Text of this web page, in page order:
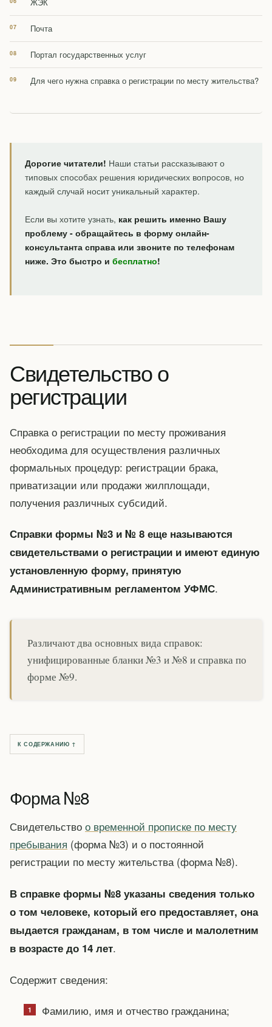
Почта
Портал государственных услуг
Для чего нужна справка о регистрации по месту жительства?
Дорогие читатели! Наши статьи рассказывают о
типовых способах решения юридических вопросов, но
каждый случай носит уникальный характер.
Если вы хотите узнать, как решить именно Вашу
проблему - обращайтесь в форму онлайн-
консультанта справа или звоните по телефонам
ниже. Это быстро и бесплатно!
Свидетельство о
регистрации
Справка о регистрации по месту проживания
необходима для осуществления различных
формальных процедур: регистрации брака,
приватизации или продажи жилплощади,
получения различных субсидий.
Справки формы №3 и № 8 еще называются
свидетельствами о регистрации и имеют единую
установленную форму, принятую
Административным регламентом УФМС.
Различают два основных вида справок:
унифицированные бланки №3 и №8 и справка по
форме №9.
К СОДЕРЖАНИЮ ↑
Форма №8
Свидетельство о временной прописке по месту
пребывания (форма №3) и о постоянной
регистрации по месту жительства (форма №8).
В справке формы №8 указаны сведения только
о том человеке, который его предоставляет, она
выдается гражданам, в том числе и малолетним
в возрасте до 14 лет.
Содержит сведения:
Фамилию, имя и отчество гражданина;